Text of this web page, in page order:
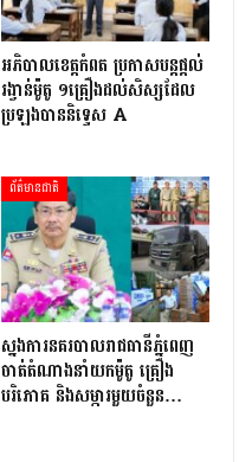
អភិបាលខេត្តកំពត ប្រកាសបន្តផ្តល់
រង្វាន់ម៉ូតូ ១គ្រឿងដល់សិស្សដែល
ប្រឡងបាននិទ្ទេស A
ព័ត៌មានជាតិ
ស្នងការនគរបាលរាជធានីភ្នំពេញ
ចាត់តំណាងនាំយកម៉ូតូ គ្រឿង
បរិភោគ និងសម្ភារមួយចំនួន…